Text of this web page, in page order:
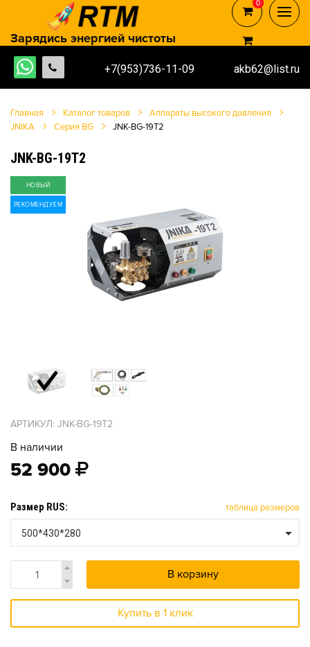
+7(953)736-11-09 akb62@list.ru
Зарядись энергией чистоты
0
0
Главная Каталог товаров
Аппараты высокого давления
JNIKA
Серия BG JNK-BG-19T2
JNK-BG-19T2
НОВЫЙ
РЕКОМЕНДУЕМ
АРТИКУЛ: JNK-BG-19T2
В наличии
52 900
Размер RUS: таблица размеров
500*430*280
В корзину
Купить в 1 клик